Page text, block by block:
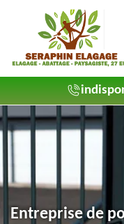
Entreprise de